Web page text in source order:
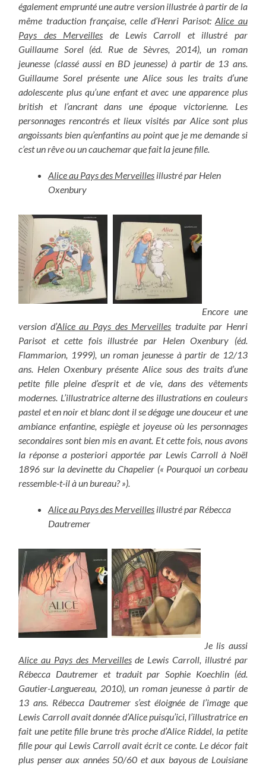
également emprunté une autre version illustrée à partir de la
même traduction française, celle d’Henri Parisot:Alice au
Pays des Merveilles de Lewis Carroll et illustré par
Guillaume Sorel (éd. Rue de Sèvres, 2014), un roman
jeunesse (classé aussi en BD jeunesse) à partir de 13 ans.
Guillaume Sorel présente une Alice sous les traits d’une
adolescente plus qu’une enfant et avec une apparence plus
british et l’ancrant dans une époque victorienne. Les
personnages rencontrés et lieux visités par Alice sont plus
angoissants bien qu’enfantins au point que je me demande si
c’est un rêve ou un cauchemar que fait la jeune fille.
Alice au Pays des Merveilles illustré par Helen
Oxenbury
Encore une
version d’Alice au Pays des Merveilles traduite par Henri
Parisot et cette fois illustrée par Helen Oxenbury (éd.
Flammarion, 1999), un roman jeunesse à partir de 12/13
ans. Helen Oxenbury présente Alice sous des traits d’une
petite fille pleine d’esprit et de vie, dans des vêtements
modernes. L’illustratrice alterne des illustrations en couleurs
pastel et en noir et blanc dont il se dégage une douceur et une
ambiance enfantine, espiègle et joyeuse où les personnages
secondaires sont bien mis en avant. Et cette fois, nous avons
la réponse a posteriori apportée par Lewis Carroll à Noël
1896 sur la devinette du Chapelier (« Pourquoi un corbeau
ressemble-t-il à un bureau? »).
Alice au Pays des Merveilles illustré par Rébecca
Dautremer
Je lis aussi
Alice au Pays des Merveillesde Lewis Carroll, illustré par
Rébecca Dautremer et traduit par Sophie Koechlin (éd.
Gautier-Languereau, 2010), un roman jeunesse à partir de
13 ans. Rébecca Dautremer s’est éloignée de l’image que
Lewis Carroll avait donnée d’Alice puisqu’ici, l’illustratrice en
fait une petite fille brune très proche d’Alice Riddel, la petite
fille pour qui Lewis Carroll avait écrit ce conte. Le décor fait
plus penser aux années 50/60 et aux bayous de Louisiane